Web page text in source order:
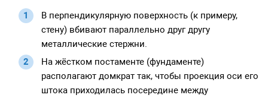
В перпендикулярную поверхность (к примеру,
стену) вбивают параллельно друг другу
металлические стержни.
На жёстком постаменте (фундаменте)
располагают домкрат так, чтобы проекция оси его
штока приходилась посередине между